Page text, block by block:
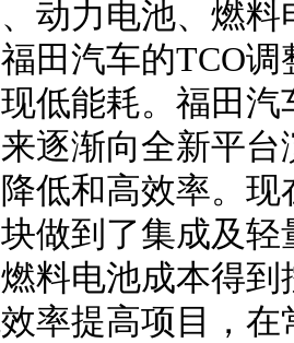
动力电池、燃
田汽车的TCO
低能耗。福田
逐渐向全新平
低和高效率。
做到了集成及轻
料电池成本得
率提高项目，